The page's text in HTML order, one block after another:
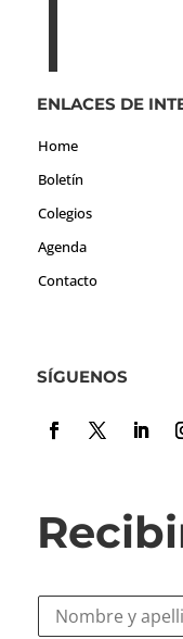
ENLACES DE
Home
Boletín
Colegios
Agenda
Contacto
SÍGUENOS
N